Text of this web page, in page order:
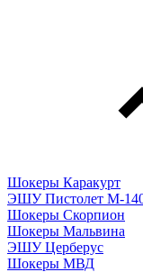
Шокеры Каракурт
ЭШУ Пистолет М-
Шокеры Скорпион
Шокеры Мальвина
ЭШУ Церберус
Шокеры МВД